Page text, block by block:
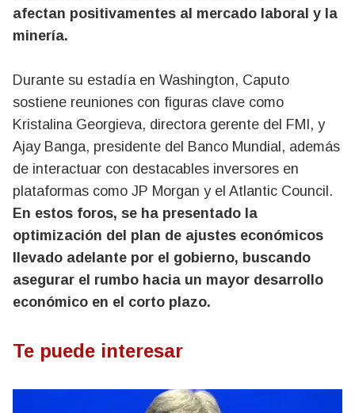
afectan positivamentes al mercado laboral y la
minería.
Durante su estadía en Washington, Caputo
sostiene reuniones con figuras clave como
Kristalina Georgieva, directora gerente del FMI, y
Ajay Banga, presidente del Banco Mundial, además
de interactuar con destacables inversores en
plataformas como JP Morgan y el Atlantic Council.
En estos foros, se ha presentado la
optimización del plan de ajustes económicos
llevado adelante por el gobierno, buscando
asegurar el rumbo hacia un mayor desarrollo
económico en el corto plazo.
Te puede interesar